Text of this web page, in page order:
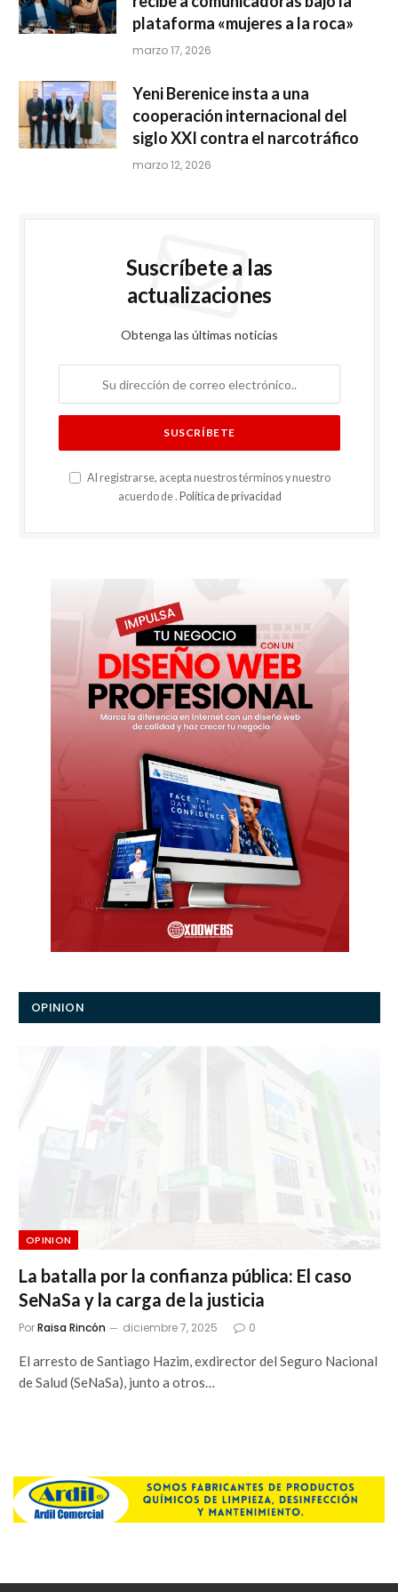
plataforma «mujeres a la roca»
marzo 17, 2026
Yeni Berenice insta a una
cooperación internacional del
siglo XXI contra el narcotráfico
marzo 12, 2026
Suscríbete a las
actualizaciones
Obtenga las últimas noticias
Al registrarse, acepta nuestros términos y nuestro
acuerdo de . Política de privacidad
OPINION
OPINION
La batalla por la confianza pública: El caso
SeNaSa y la carga de la justicia
PorRaisa Rincón diciembre 7, 2025 0
El arresto de Santiago Hazim, exdirector del Seguro Nacional
de Salud (SeNaSa), junto a otros…